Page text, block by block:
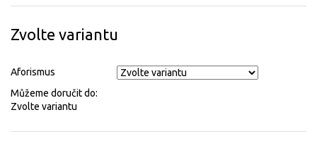
cena:
Zvolte variantu
Aforismus
Můžeme doručit do:
Zvolte variantu